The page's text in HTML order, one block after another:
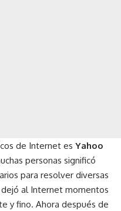
de Internet es Yahoo
personas significó
para resolver diversas
al Internet momentos
y fino. Ahora después de